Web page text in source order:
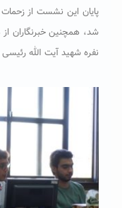
پایان این نشست از زحمات
نفره شهید آیت الله